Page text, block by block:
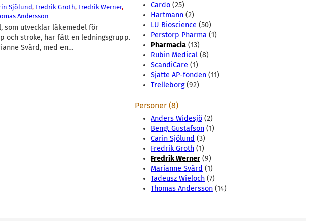
Sjölund, Fredrik Groth, Fredrik Werner
Andersson
som utvecklar läkemedel för
och stroke, har fått en ledningsgrupp.
Svärd, med en…
Cardo (25)
Hartmann (2)
LU Bioscience (50)
Perstorp Pharma (1)
Pharmacia (13)
Rubin Medical (8)
ScandiCare (1)
Sjätte AP-fonden (11)
Trelleborg(92)
Personer (8)
Anders Widesjö (2)
Bengt Gustafson (1)
Carin Sjölund (3)
Fredrik Groth (1)
Fredrik Werner (9)
Marianne Svärd (1)
Tadeusz Wieloch (7)
Thomas Andersson (14)